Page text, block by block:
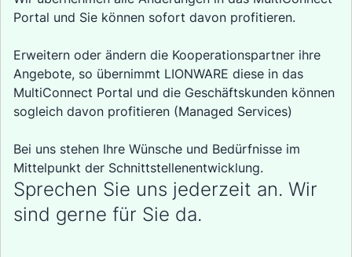
Portal und Sie können sofort davon profitieren.
Erweitern oder ändern die Kooperationspartner ihre
Angebote, so übernimmt LIONWARE diese in das
MultiConnect Portal und die Geschäftskunden können
sogleich davon profitieren (Managed Services)
Bei uns stehen Ihre Wünsche und Bedürfnisse im
Mittelpunkt der Schnittstellenentwicklung.
Sprechen Sie uns jederzeit an. Wir
sind gerne für Sie da.